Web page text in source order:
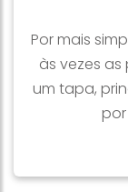
Por mais
às vezes
um tapa,